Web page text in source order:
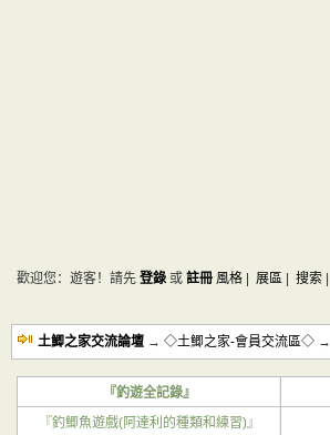
歡迎您：遊客！請先 登錄 或 註冊 風格 展區 搜索
土鯽之家交流論壇 → ◇土鯽之家-會員交流區◇ →
『釣遊全記錄』
『釣鯽魚遊戲(阿達利的種類和練習)』